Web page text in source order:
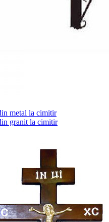
metal la cimitir
granit la cimitir